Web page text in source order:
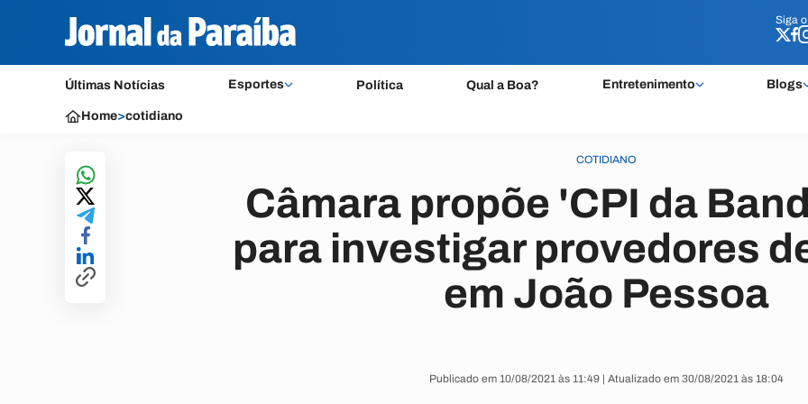
Siga o
Últimas Notícias Esportes Política Qual a Boa? Entretenimento Blogs
Siga o
Home>cotidiano
COTIDIANO
Câmara propõe 'CPI da
para investigar provedores
em João Pessoa
Publicado em 10/08/2021 às 11:49 | Atualizado em 30/08/2021 às 18:04